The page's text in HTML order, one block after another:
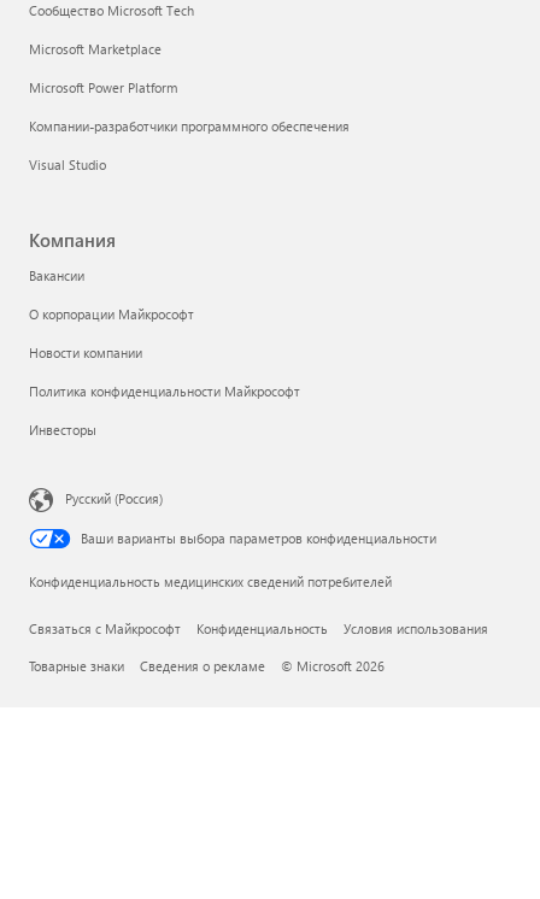
Сообщество Microsoft Tech
Microsoft Marketplace
Microsoft Power Platform
Компании-разработчики программного обеспечения
Visual Studio
Компания
Вакансии
О корпорации Майкрософт
Новости компании
Политика конфиденциальности Майкрософт
Инвесторы
Русский (Россия)
Ваши варианты выбора параметров конфиденциальности
Конфиденциальность медицинских сведений потребителей
Связаться с Майкрософт Конфиденциальность Условия использования
Товарные знаки Сведения о рекламе © Microsoft 2026